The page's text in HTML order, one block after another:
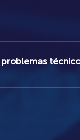
Grammy e mestre